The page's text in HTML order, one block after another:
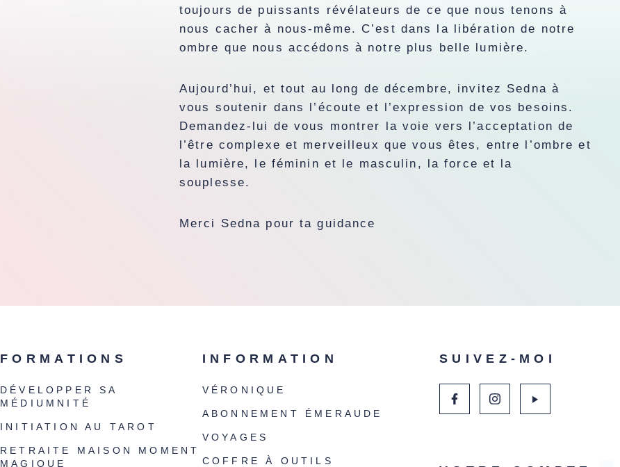
toujours de puissants révélateurs de ce que nous tenons à
nous cacher à nous-même. C’est dans la libération de notre
ombre que nous accédons à notre plus belle lumière.
Aujourd’hui, et tout au long de décembre, invitez Sedna à
vous soutenir dans l’écoute et l’expression de vos besoins.
Demandez-lui de vous montrer la voie vers l’acceptation de
l’être complexe et merveilleux que vous êtes, entre l’ombre et
la lumière, le féminin et le masculin, la force et la
souplesse.
Merci Sedna pour ta guidance
FORMATIONS
DÉVELOPPER SA
MÉDIUMNITÉ
INITIATION AU TAROT
RETRAITE MAISON MOMENT
MAGIQUE
INFORMATION
VÉRONIQUE
ABONNEMENT ÉMERAUDE
VOYAGES
COFFRE À OUTILS
SUIVEZ-MOI